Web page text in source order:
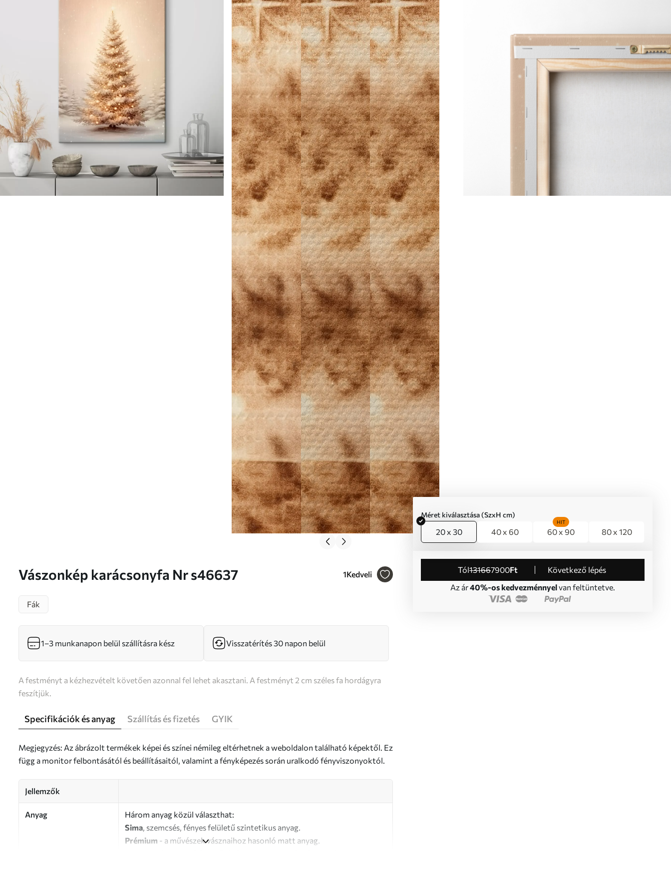
Vászonkép karácsonyfa Nr s46637 1Kedveli
Méret kiválasztása (SzxH cm)
20 x 30 40 x 60 60 x 90
HIT
80 x 120
Tól131667900Ft
Következő lépés
Az ár40%-os kedvezménnyelvan feltüntetve.
Fák
1–3 munkanapon belül szállításra kész Visszatérítés 30 napon belül
A festményt a kézhezvételt követően azonnal fel lehet akasztani. A festményt 2 cm széles fa hordágyra
feszítjük.
Specifikációk és anyag Szállítás és fizetés GYIK
Megjegyzés: Az ábrázolt termékek képei és színei némileg eltérhetnek a weboldalon található képektől. Ez
függ a monitor felbontásától és beállításaitól, valamint a fényképezés során uralkodó fényviszonyoktól.
Jellemzők
Anyag
Három anyag közül választhat:
Sima, szemcsés, fényes felületű szintetikus anyag.
Prémium - a művészek vásznaihoz hasonló matt anyag.